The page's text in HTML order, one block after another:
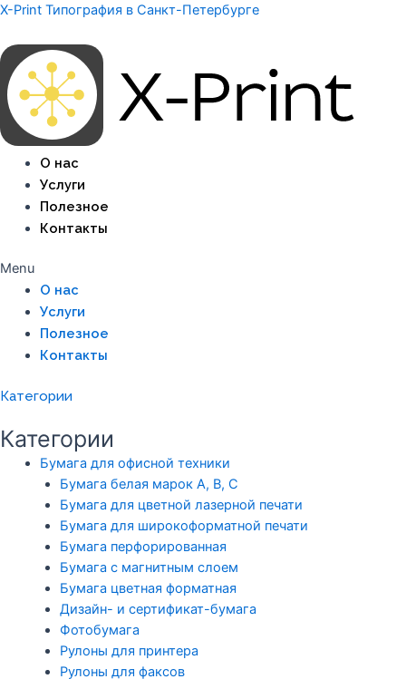
Перейти
содержимому
X-Print Типография в Санкт-Петербурге
О нас
Услуги
Полезное
Контакты
Menu
О нас
Услуги
Полезное
Контакты
Категории
Категории
Бумага для офисной техники
Бумага белая марок А, В, С
Бумага для цветной лазерной печати
Бумага для широкоформатной печати
Бумага перфорированная
Бумага с магнитным слоем
Бумага цветная форматная
Дизайн- и сертификат-бумага
Фотобумага
Рулоны для принтера
Рулоны для факсов